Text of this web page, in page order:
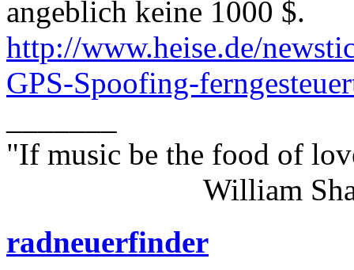
angeblich keine 1000 $.
http://www.heise.de/
GPS-Spoofing-
"If music be the food of
William
radneuerfinder